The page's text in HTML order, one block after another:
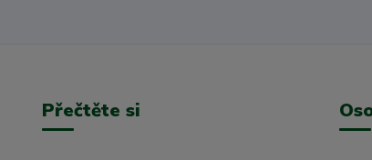
Přečtěte si